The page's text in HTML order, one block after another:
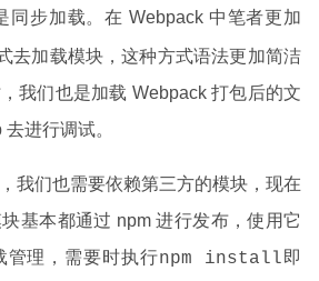
同步加载。在 Webpack 中笔者更加
去加载模块，这种方式语法更加简洁
我们也是加载 Webpack 打包后的文
进行调试。
我们也需要依赖第三方的模块，现在
基本都通过 npm 进行发布，使用它
管理，需要时执行npm install 即